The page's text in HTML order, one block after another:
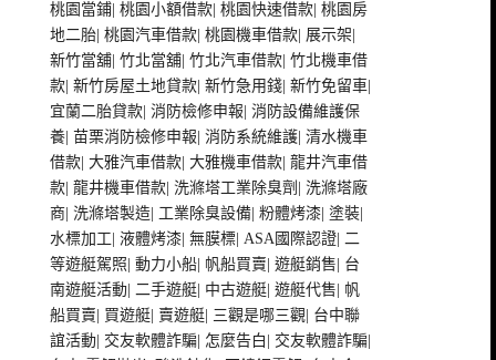
桃園當鋪 |桃園小額借款 |桃園快速借款 |桃園房
地二胎 |桃園汽車借款 |桃園機車借款 展示架
新竹當舖 |竹北當舖 |竹北汽車借款 |竹北機車借
款 |新竹房屋土地貸款 |新竹急用錢 |新竹免留車
宜蘭二胎貸款 |消防檢修申報 |消防設備維護保
養 |苗栗消防檢修申報 |消防系統維護 |清水機車
借款 |大雅汽車借款 |大雅機車借款 |龍井汽車借
款 |龍井機車借款 洗滌塔工業除臭劑
洗滌塔廠
商 洗滌塔製造 工業除臭設備 |粉體烤漆 |塗裝
水標加工 |液體烤漆 |無膜標 |ASA國際認證 |二
等遊艇駕照 |動力小船 帆船買賣 |遊艇銷售 台
南遊艇活動 |二手遊艇 中古遊艇 |遊艇代售 帆
船買賣 買遊艇 賣遊艇 三觀是哪三觀 台中聯
誼活動 交友軟體詐騙 怎麼告白 交友軟體詐騙